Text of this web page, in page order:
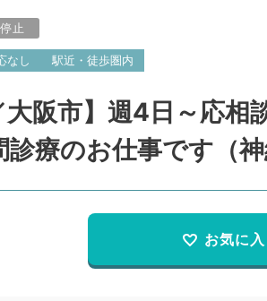
止
なし 駅近・徒歩圏内
大阪市】週4日～応
療のお仕事です（神
お気に入